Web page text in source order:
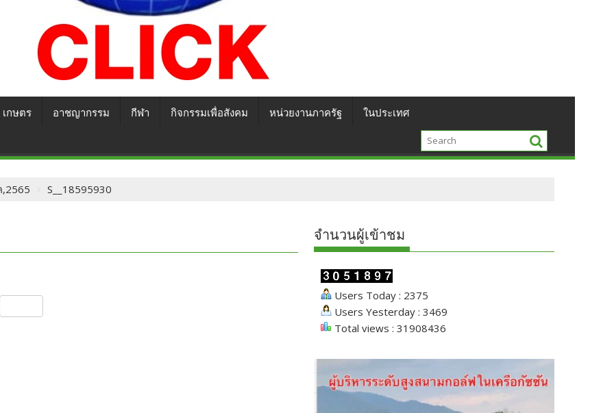
เกษตร อาชญากรรม กีฬา กิจกรรมเพื่อสังคม หน่วยงานภาครัฐ ในประเทศ
,2565 S__18595930
h
จำนวนผู้เข้าชม
Users Today : 2375
Users Yesterday : 3469
Total views : 31908436